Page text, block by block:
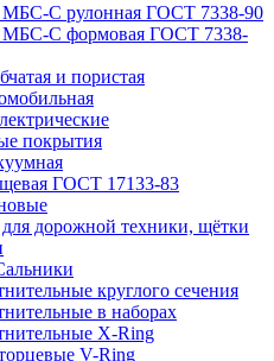
МБС-С рулонная ГОСТ 7338-90
МБС-С формовая ГОСТ 7338-
и пористая
покрытия
ГОСТ 17133-83
для дорожной техники, щётки
круглого сечения
в наборах
Х-Ring
V-Ring